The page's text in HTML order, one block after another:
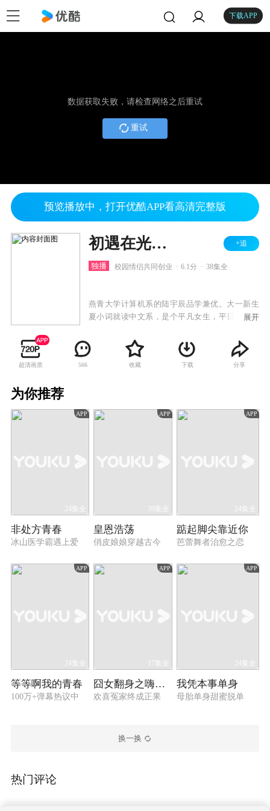
下载APP
数据获取失败，请检查网络之后重试
重试
预览播放中，打开优酷APP看高清完整版
初遇在光年之外 +追
独播 校园情侣共同创业 6.1分 38集全
燕青大学计算机系的陆宇辰品学兼优。大一新生
夏小词就读中文系，是个平凡女生，平日爱好就
善良的夏小词，上学第一天就意外撞个满怀，并
惹出一连串糗事，两人就此结下梁子。但随着在
校园生活的互动，他们越来越默契，共同解决了
展开
超清画质 566 收藏 下载 分享
为你推荐
APP
24集全
非处方青春
冰山医学霸遇上爱
APP
39集全
皇恩浩荡
俏皮娘娘穿越古今
APP
24集全
踮起脚尖靠近你
芭蕾舞者治愈之恋
APP
24集全
等等啊我的青春
100万+弹幕热议中
APP
17集全
囧女翻身之嗨如花 第二季
欢喜冤家终成正果
APP
24集全
我凭本事单身
母胎单身甜蜜脱单
换一换
热门评论